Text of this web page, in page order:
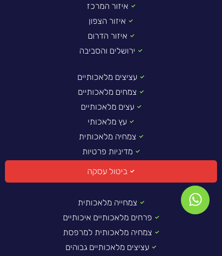
איזור המרכז
איזור הצפון
איזור הדרום
ירושלים והסביבה
עציצים מלאכותיים
צמחים מלאכותיים
עצים מלאכותיים
עץ מלאכותי
צמחיה מלאכותית
מדיניות פרטיות
ביטול עסקה
צמחייה מלאכותית
פרחים מלאכותיים איכותיים
צמחיה מלאכותית למרפסת
עציצים מלאכותיים גבוהים